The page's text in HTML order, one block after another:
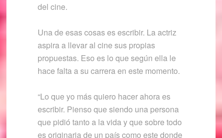
del cine.
Una de esas cosas es escribir. La actriz
aspira a llevar al cine sus propias
propuestas. Eso es lo que según ella le
hace falta a su carrera en este momento.
“Lo que yo más quiero hacer ahora es
escribir. Pienso que siendo una persona
que pidió tanto a la vida y que sobre todo
es originaria de un país como este donde